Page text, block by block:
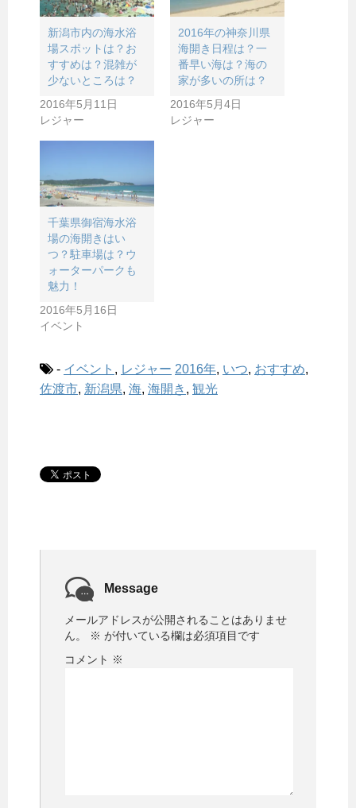
新潟市内の海水浴
場スポットは？お
すすめは？混雑が
少ないところは？
2016年5月11日
レジャー
2016年の神奈川県
海開き日程は？一
番早い海は？海の
家が多いの所は？
2016年5月4日
レジャー
千葉県御宿海水浴
場の海開きはい
つ？駐車場は？ウ
ォーターパークも
魅力！
2016年5月16日
イベント
- イベント , レジャー 2016年, いつ, おすすめ,
佐渡市, 新潟県, 海, 海開き , 観光
Message
メールアドレスが公開されることはありませ
ん。
※ が付いている欄は必須項目です
コメント ※